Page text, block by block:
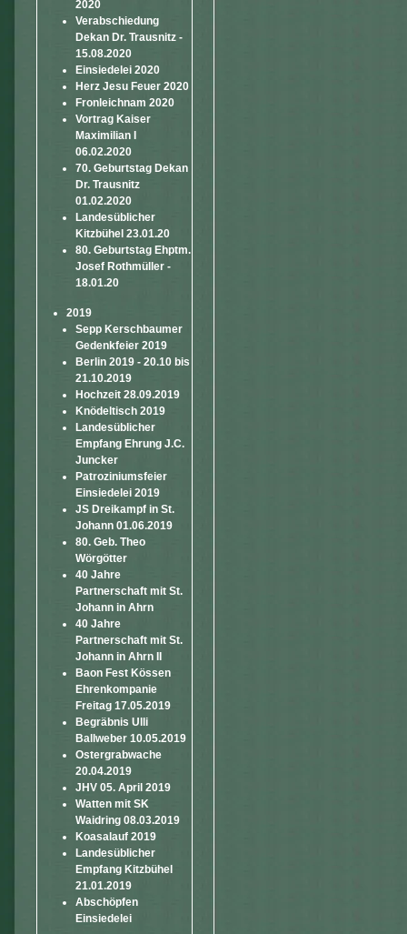
2020
Verabschiedung
Dekan Dr. Trausnitz -
15.08.2020
Einsiedelei 2020
Herz Jesu Feuer 2020
Fronleichnam 2020
Vortrag Kaiser
Maximilian I
06.02.2020
70. Geburtstag Dekan
Dr. Trausnitz
01.02.2020
Landesüblicher
Kitzbühel 23.01.20
80. Geburtstag Ehptm.
Josef Rothmüller -
18.01.20
2019
Sepp Kerschbaumer
Gedenkfeier 2019
Berlin 2019 - 20.10 bis
21.10.2019
Hochzeit 28.09.2019
Knödeltisch 2019
Landesüblicher
Empfang Ehrung J.C.
Juncker
Patroziniumsfeier
Einsiedelei 2019
JS Dreikampf in St.
Johann 01.06.2019
80. Geb. Theo
Wörgötter
40 Jahre
Partnerschaft mit St.
Johann in Ahrn
40 Jahre
Partnerschaft mit St.
Johann in Ahrn II
Baon Fest Kössen
Ehrenkompanie
Freitag 17.05.2019
Begräbnis Ulli
Ballweber 10.05.2019
Ostergrabwache
20.04.2019
JHV 05. April 2019
Watten mit SK
Waidring 08.03.2019
Koasalauf 2019
Landesüblicher
Empfang Kitzbühel
21.01.2019
Abschöpfen
Einsiedelei